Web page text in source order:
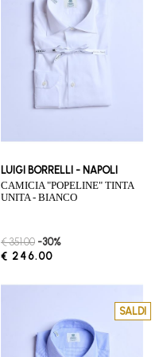
LUIGI BORRELLI - NAPOLI
CAMICIA "POPELINE" TINTA
UNITA - BIANCO
€ 351.00 -30%
€ 246.00
SALDI